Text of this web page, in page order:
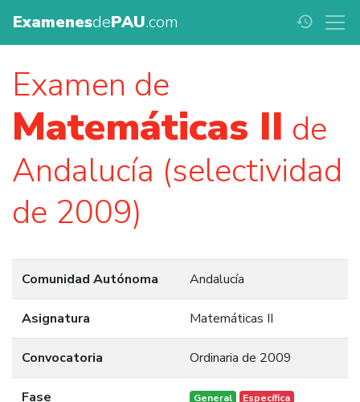
ExamenesdePAU.com history
Examen de
Matemáticas II de
Andalucía (selectividad
de 2009)
Comunidad Autónoma Andalucía
Asignatura Matemáticas II
Convocatoria Ordinaria de 2009
Fase General Específica